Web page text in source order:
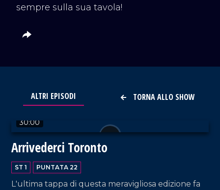
sempre sulla sua tavola!
TORNA ALLO SHOW
ALTRI EPISODI
30:00
Arrivederci Toronto
ST 1 PUNTATA 22
L'ultima tappa di questa meravigliosa edizione fa
VAI AL TITOLO